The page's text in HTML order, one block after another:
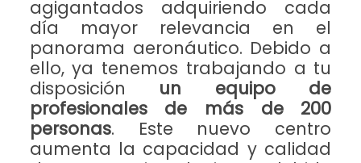
agigantados adquiriendo cada
día mayor relevancia en el
panorama aeronáutico. Debido a
ello, ya tenemos trabajando a tu
disposición un equipo de
profesionales de más de 200
personas. Este nuevo centro
aumenta la capacidad y calidad